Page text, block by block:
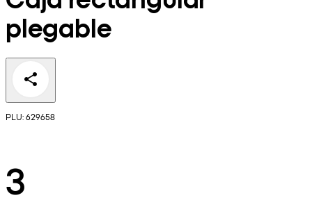
plegable
PLU: 629658
3